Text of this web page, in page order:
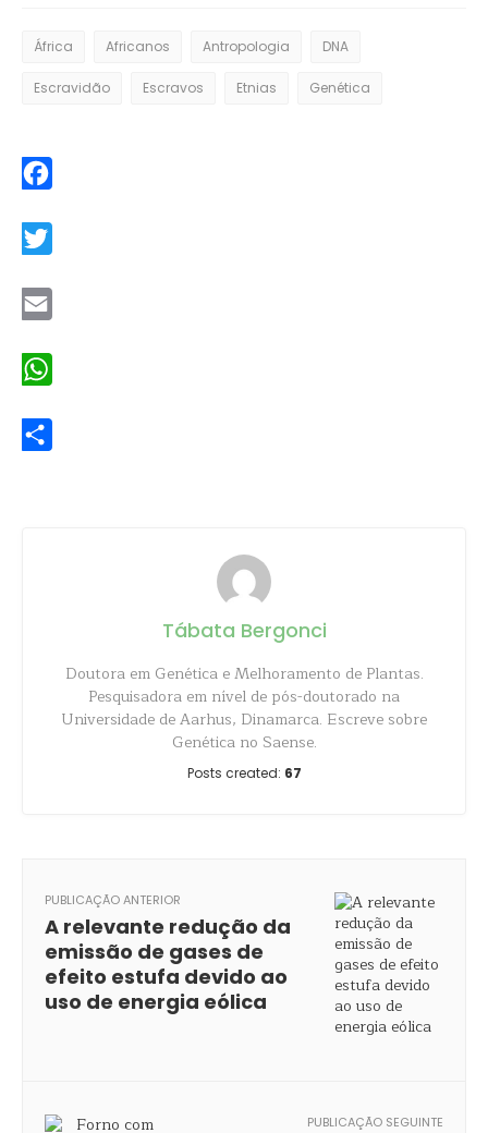
África Africanos Antropologia DNA
Escravidão Escravos Etnias Genética
Tábata Bergonci
Doutora em Genética e Melhoramento de Plantas.
Pesquisadora em nível de pós-doutorado na
Universidade de Aarhus, Dinamarca. Escreve sobre
Genética no Saense.
Posts created: 67
PUBLICAÇÃO ANTERIOR
A relevante redução da
emissão de gases de
efeito estufa devido ao
uso de energia eólica
PUBLICAÇÃO SEGUINTE